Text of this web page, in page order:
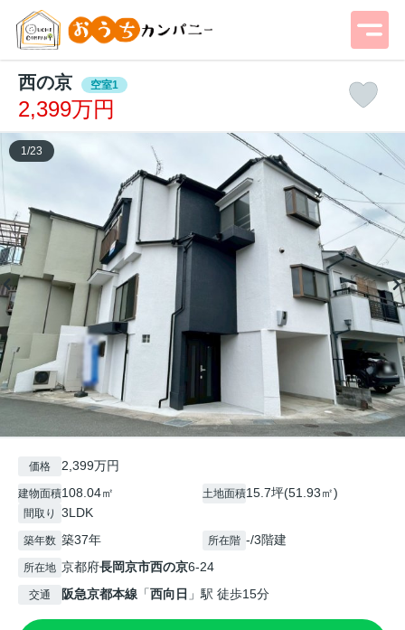
西の京 空室1
2,399万円
1 /23
価格 2,399万円
建物面積108.04㎡ 土地面積15.7坪(51.93㎡)
間取り 3LDK
築年数 築37年 所在階 -/3階建
所在地 京都府長岡京市西の京6-24
交通 阪急京都本線 「西向日 」駅 徒歩15分